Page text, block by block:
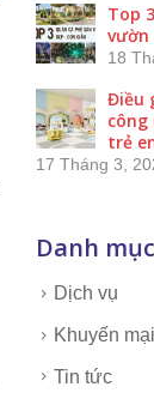
Top
vườn
18
Điều
công
trẻ
17 Tháng 3,
Danh mục
Dịch vụ
Khuyến mại
Tin tức